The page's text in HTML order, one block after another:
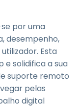
por uma
desempenho,
Esta
e solidifica a sua
suporte remoto
pelas
digital